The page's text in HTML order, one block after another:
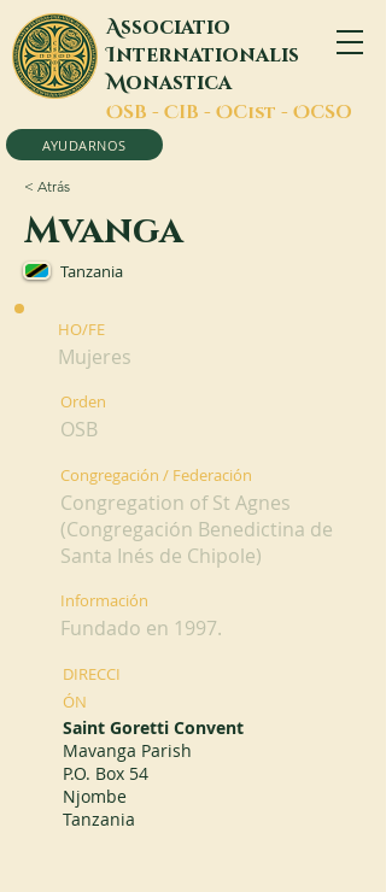
Associatio
Internationalis
Monastica
OSB - CIB - OCist - OCSO
AYUDARNOS
< Atrás
Mvanga
Tanzania
HO/FE
Mujeres
Orden
OSB
Congregación / Federación
Congregation of St Agnes
(Congregación Benedictina de
Santa Inés de Chipole)
Información
Fundado en 1997.
DIRECCI
ÓN
Saint Goretti Convent
Mavanga Parish
P.O. Box 54
Njombe
Tanzania